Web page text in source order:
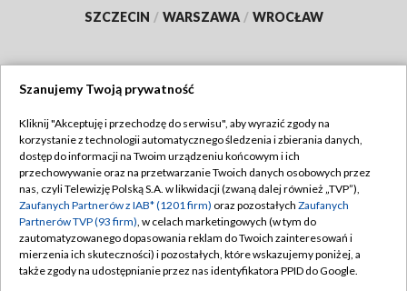
SZCZECIN / WARSZAWA / WROCŁAW
TVP
Abonament TVP
Emisja w TVP
Centrum informacji TVP
Naziemna Telewizja Cyfrowa
Regulamin TVP
Polityka prywatności
Moje zgody
Pomoc
Szanujemy Twoją prywatność
Kliknij "Akceptuję i przechodzę do serwisu", aby wyrazić zgody na
korzystanie z technologii automatycznego śledzenia i zbierania danych,
dostęp do informacji na Twoim urządzeniu końcowym i ich
przechowywanie oraz na przetwarzanie Twoich danych osobowych przez
nas, czyli Telewizję Polską S.A. w likwidacji (zwaną dalej również „TVP”),
Zaufanych Partnerów z IAB* (1201 firm) oraz pozostałych Zaufanych
Partnerów TVP (93 firm), w celach marketingowych (w tym do
zautomatyzowanego dopasowania reklam do Twoich zainteresowań i
mierzenia ich skuteczności) i pozostałych, które wskazujemy poniżej, a
także zgody na udostępnianie przez nas identyfikatora PPID do Google.